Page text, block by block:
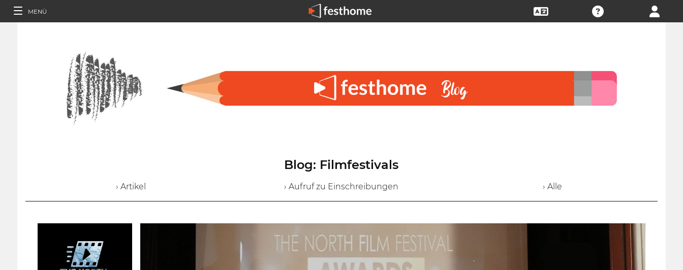
MENÜ
Blog: Filmfestivals
› Artikel › Aufruf zu Einschreibungen › Alle